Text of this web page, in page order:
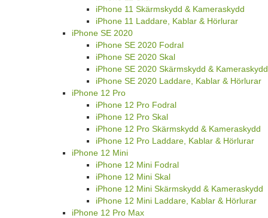
iPhone 11 Skärmskydd & Kameraskydd
iPhone 11 Laddare, Kablar & Hörlurar
iPhone SE 2020
iPhone SE 2020 Fodral
iPhone SE 2020 Skal
iPhone SE 2020 Skärmskydd & Kameraskydd
iPhone SE 2020 Laddare, Kablar & Hörlurar
iPhone 12 Pro
iPhone 12 Pro Fodral
iPhone 12 Pro Skal
iPhone 12 Pro Skärmskydd & Kameraskydd
iPhone 12 Pro Laddare, Kablar & Hörlurar
iPhone 12 Mini
iPhone 12 Mini Fodral
iPhone 12 Mini Skal
iPhone 12 Mini Skärmskydd & Kameraskydd
iPhone 12 Mini Laddare, Kablar & Hörlurar
iPhone 12 Pro Max